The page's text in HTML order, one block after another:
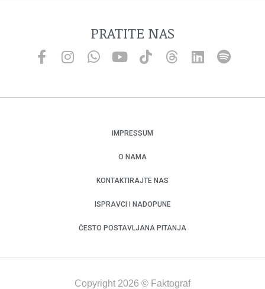
PRATITE NAS
IMPRESSUM
O NAMA
KONTAKTIRAJTE NAS
ISPRAVCI I NADOPUNE
ČESTO POSTAVLJANA PITANJA
Copyright 2026 © Faktograf